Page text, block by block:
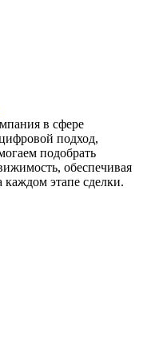
в сфере
подход,
подобрать
обеспечивая
этапе сделки.